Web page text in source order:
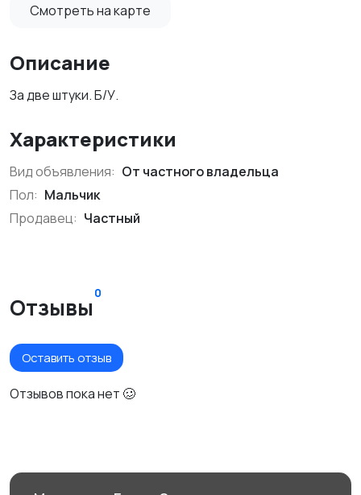
Смотреть на карте
Описание
За две штуки. Б/У.
Характеристики
Вид объявления: От частного владельца
Пол: Мальчик
Продавец: Частный
Отзывы
0
Оставить отзыв
Отзывов пока нет 🥴